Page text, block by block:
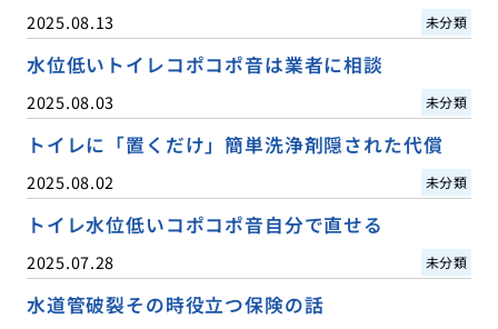
2025.08.13 未分類
水位低いトイレコポコポ音は業者に相談
2025.08.03 未分類
トイレに「置くだけ」簡単洗浄剤隠された代償
2025.08.02 未分類
トイレ水位低いコポコポ音自分で直せる
2025.07.28 未分類
水道管破裂その時役立つ保険の話